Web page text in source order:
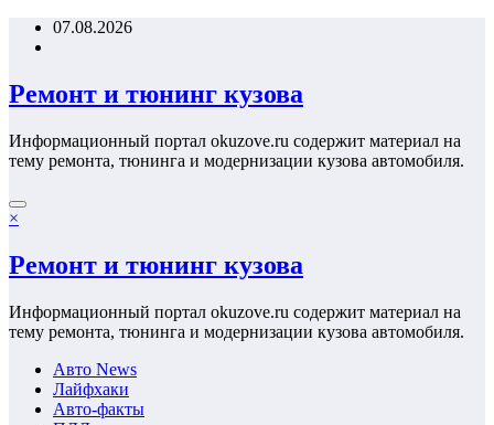
Перейти07.08.2026
Ремонт и тюнинг кузова
Информационный портал okuzove.ru содержит материал на
тему ремонта, тюнинга и модернизации кузова автомобиля.
×
Ремонт и тюнинг кузова
Информационный портал okuzove.ru содержит материал на
тему ремонта, тюнинга и модернизации кузова автомобиля.
Авто News
Лайфхаки
Авто-факты